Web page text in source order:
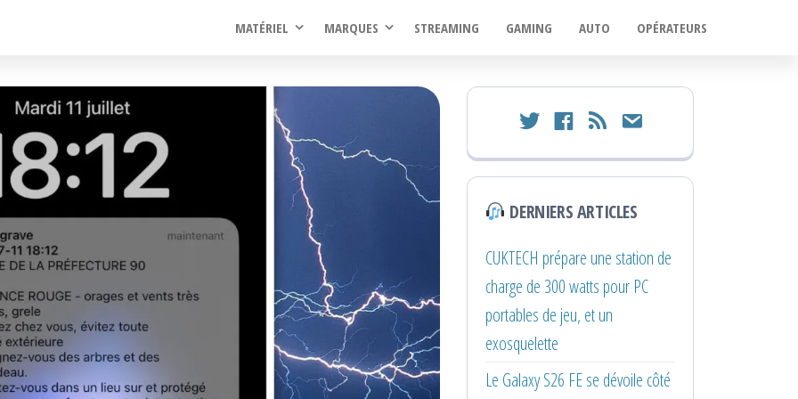
MATÉRIEL MARQUES STREAMING GAMING AUTO OPÉRATEURS
twitter facebook
rss email
DERNIERS ARTICLES
CUKTECH prépare une station de
charge de 300 watts pour PC
portables de jeu, et un
exosquelette
Le Galaxy S26 FE se dévoile côté